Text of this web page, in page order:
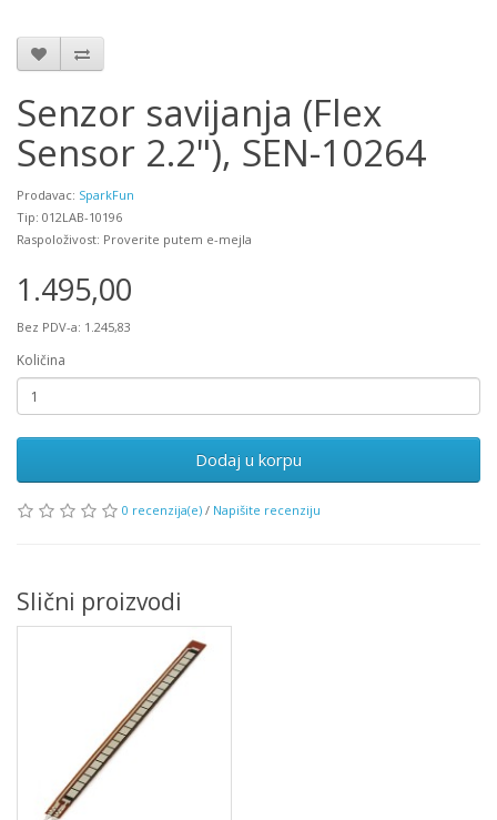
Senzor savijanja (Flex
Sensor 2.2"), SEN-10264
Prodavac: SparkFun
Tip: 012LAB-10196
Raspoloživost: Proverite putem e-mejla
1.495,00
Bez PDV-a: 1.245,83
Količina
Dodaj u korpu
0 recenzija(e) / Napišite recenziju
Slični proizvodi